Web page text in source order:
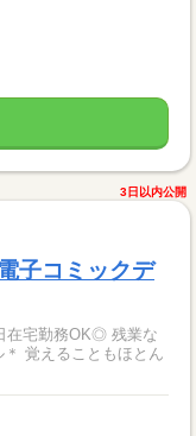
3日以内公開
子コミックデ